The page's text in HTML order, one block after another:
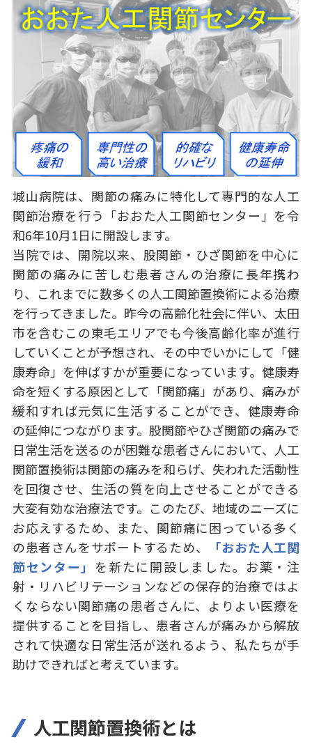
城山病院は、関節の痛みに特化して専門的な人工
関節治療を行う「おおた人工関節センター」を令
和6年10月1日に開設します。
当院では、開院以来、股関節・ひざ関節を中心に
関節の痛みに苦しむ患者さんの治療に長年携わ
り、これまでに数多くの人工関節置換術による治療
を行ってきました。昨今の高齢化社会に伴い、太田
市を含むこの東毛エリアでも今後高齢化率が進行
していくことが予想され、その中でいかにして「健
康寿命」を伸ばすかが重要になっています。健康寿
命を短くする原因として「関節痛」があり、痛みが
緩和すれば元気に生活することができ、健康寿命
の延伸につながります。股関節やひざ関節の痛みで
日常生活を送るのが困難な患者さんにおいて、人工
関節置換術は関節の痛みを和らげ、失われた活動性
を回復させ、生活の質を向上させることができる
大変有効な治療法です。このたび、地域のニーズに
お応えするため、また、関節痛に困っている多く
の患者さんをサポートするため、
「おおた人工関
節センター」 を新たに開設しました。お薬・注
射・リハビリテーションなどの保存的治療ではよ
くならない関節痛の患者さんに、よりよい医療を
提供することを目指し、患者さんが痛みから解放
されて快適な日常生活が送れるよう、私たちが手
助けできればと考えています。
人工関節置換術とは